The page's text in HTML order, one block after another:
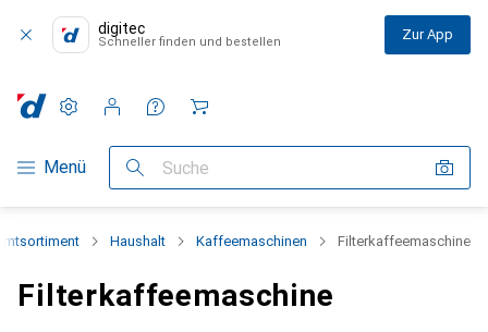
digitec
Schneller finden und bestellen Zur App
Navigation nach Kategorien
Menü Suche
Einstellungen
Kundenkonto
Vergleichslisten
Merklisten
Warenkorb
Haushalt Kaffeemaschinen Filterkaffeemaschine
Filterkaffeemaschine